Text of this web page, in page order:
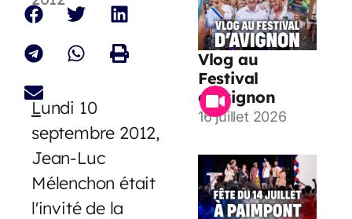
Lundi 10
septembre 2012,
Jean-Luc
Mélenchon était
l'invité de la
Vlog au
Festival
d’Avignon
16 juillet 2026